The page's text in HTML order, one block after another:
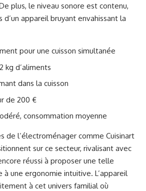
plus, le niveau sonore est contenu,
appareil bruyant envahissant la
pour une cuisson simultanée
kg d’aliments
dans la cuisson
de 200 €
consommation moyenne
de l’électroménager comme Cuisinart
sur ce secteur, rivalisant avec
réussi à proposer une telle
une ergonomie intuitive. L’appareil
à cet univers familial où